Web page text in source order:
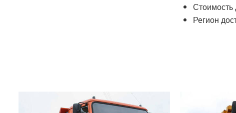
Стоимость
Регион